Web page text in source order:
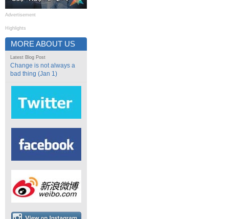
Advertisement
Highlights
MORE ABOUT US
Latest Blog Post
Change is not always a
bad thing (Jan 1)